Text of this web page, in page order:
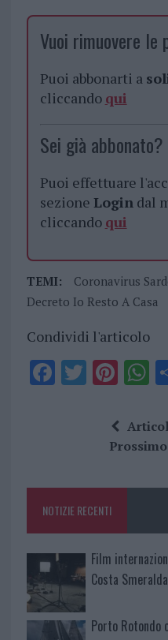
Vuoi rimuovere
Puoi abbonarti a
cliccando qui
Sei già abbonato?
Puoi effettuare
sezione Logindal
cliccando qui
TEMI:
Coronavirus
Decreto Io Resto A Casa
Condividi l'articolo
F
o
k
T Pi
te
res
p
NOTIZIE RECENTI
Film
Costa Smeralda
Porto Rotondo